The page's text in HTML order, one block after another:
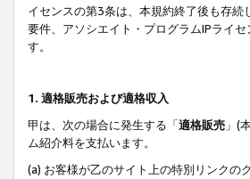
イセンスの第3条は、本規約終了後も存
要件、アソシエイト・プログラムIPライ
す。
1. 適格販売および適格収入
甲は、次の場合に発生する「適格販売 」(
ム紹介料を支払います。
(a) お客様が乙のサイト上の特別リンクの